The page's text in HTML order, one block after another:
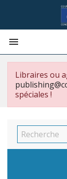

Libraires ou
spéciales !